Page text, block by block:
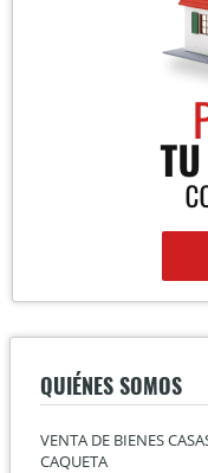
QUIÉNES SOMOS
VENTA DE BIENES
CAQUETA